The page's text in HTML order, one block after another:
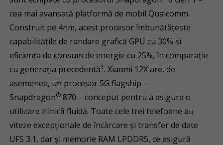
cea mai avansată platformă de mobil Qualcomm.
Construit pe 4nm, acest procesor îmbunătățește
capabilitățile de randare grafică GPU cu 30% și
eficiența de consum de energie cu 25%, în comparație
cu generația precedentă1 . Xiaomi 12X are, de
asemenea, un procesor 5G flagship –
Snapdragon® 870 – conceput pentru a asigura o
utilizare zilnică fluidă. Toate cele trei telefoane au
viteze excepționale de încărcare și transfer de date
UFS 3.1, dar și memorie RAM LPDDR5, ce asigură